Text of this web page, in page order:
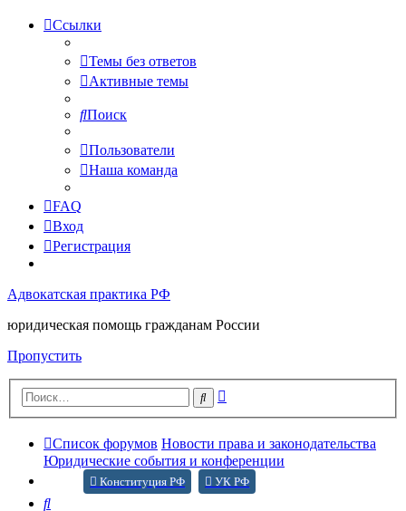
Ссылки
Темы без ответов
Активные темы
Поиск
Пользователи
Наша команда
FAQ
Вход
Регистрация
Адвокатская практика РФ
юридическая помощь гражданам России
Пропустить
Поиск
Список форумов Новости права и законодательства
Юридические события и конференции
Конституция РФ УК РФ
Поиск